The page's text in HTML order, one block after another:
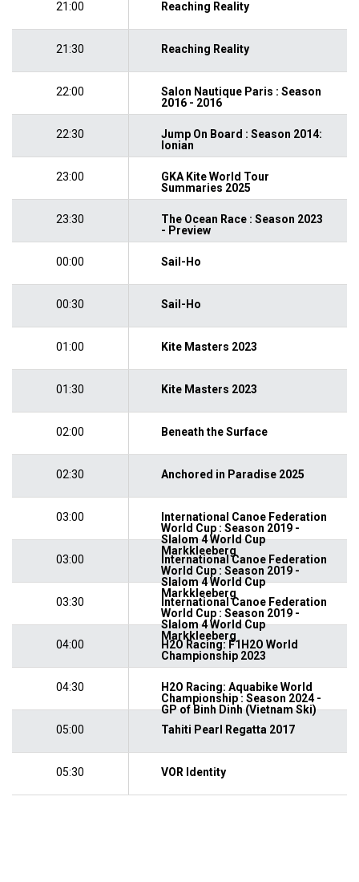
21:00 Reaching Reality
21:30 Reaching Reality
22:00
Salon Nautique Paris : Season
2016 - 2016
22:30
Jump On Board : Season 2014:
Ionian
23:00
GKA Kite World Tour
Summaries 2025
23:30
The Ocean Race : Season 2023
- Preview
00:00 Sail-Ho
00:30 Sail-Ho
01:00 Kite Masters 2023
01:30 Kite Masters 2023
02:00 Beneath the Surface
02:30 Anchored in Paradise 2025
03:00
International Canoe Federation
World Cup : Season 2019 -
Slalom 4 World Cup
Markkleeberg
03:00
International Canoe Federation
World Cup : Season 2019 -
Slalom 4 World Cup
Markkleeberg
03:30
International Canoe Federation
World Cup : Season 2019 -
Slalom 4 World Cup
Markkleeberg
04:00
H2O Racing: F1H2O World
Championship 2023
04:30
H2O Racing: Aquabike World
Championship : Season 2024 -
GP of Binh Dinh (Vietnam Ski)
05:00
Tahiti Pearl Regatta 2017
05:30 VOR Identity